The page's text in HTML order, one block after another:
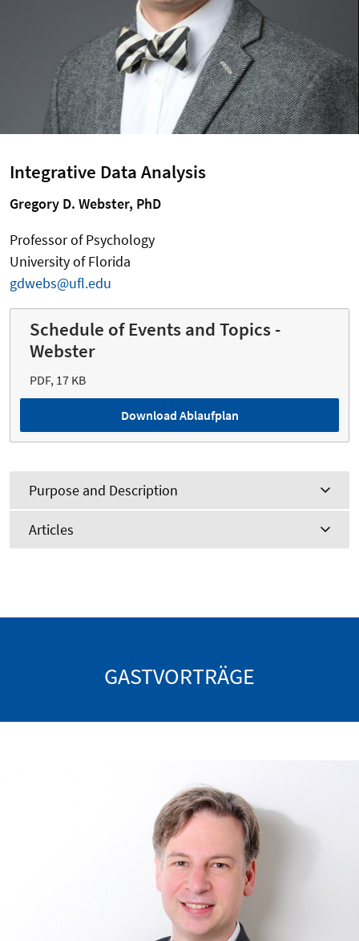
Integrative Data Analysis
Gregory D. Webster, PhD
Professor of Psychology
University of Florida
gdwebs@ufl.edu
Schedule of Events and Topics -
Webster
PDF, 17 KB
Download Ablaufplan
Purpose and Description
Articles
GASTVORTRÄGE